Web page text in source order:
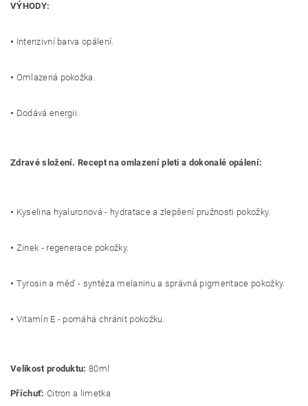
VÝHODY:
• Intenzivní barva opálení.
• Omlazená pokožka.
• Dodává energii.
Zdravé složení. Recept na omlazení pleti a dokonalé opálení:
• Kyselina hyaluronová - hydratace a zlepšení pružnosti pokožky.
• Zinek - regenerace pokožky.
• Tyrosin a měď - syntéza melaninu a správná pigmentace pokožky.
• Vitamín E - pomáhá chránit pokožku.
Velikost produktu: 80ml
Příchuť: Citron a limetka